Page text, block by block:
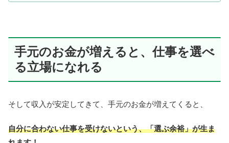
手元のお金が増えると、仕事を選べ
る立場になれる
そして収入が安定してきて、手元のお金が増えてくると、
自分に合わない仕事を受けないという、「選ぶ余裕」が生ま